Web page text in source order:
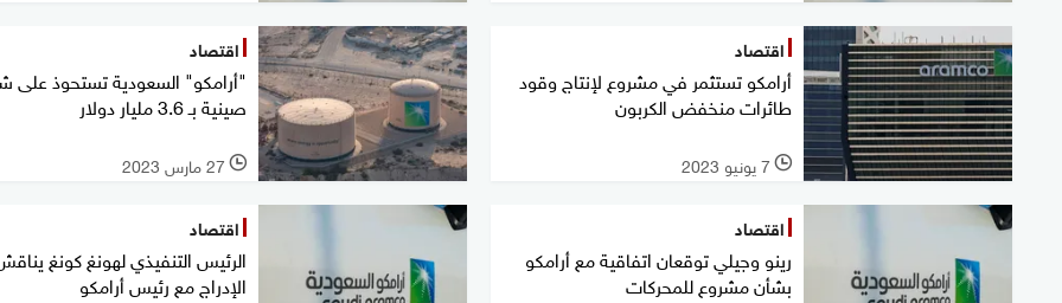
اقتصاد
أرامكو تستثمر في مشروع لإنتاج وقود
طائرات منخفض الكربون
l 7 يونيو 2023
اقتصاد
"أرامكو" السعودية تستحوذ على
صينية بـ 3.6 مليار دولار
l 27 مارس 2023
اقتصاد
رينو وجيلي توقعان اتفاقية مع أرامكو
بشأن مشروع للمحركات
اقتصاد
الرئيس التنفيذي لهونغ كونغ
الإدراج مع رئيس أرامكو